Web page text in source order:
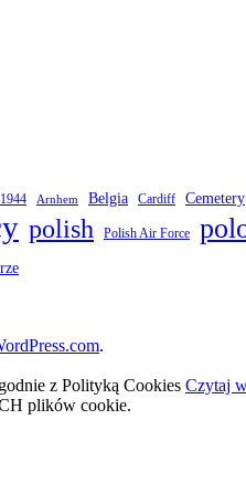
1944 Arnhem Belgia Cardiff Cemetery
polish Polish Air Force
.
z Polityką Cookies Czytaj
plików cookie.